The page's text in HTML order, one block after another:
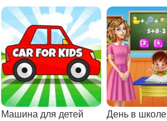
Машина для детей День в школе